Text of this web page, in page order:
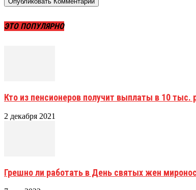
ЭТО ПОПУЛЯРНО
Кто из пенсионеров получит выплаты в 10 тыс.
2 декабря 2021
Грешно ли работать в День святых жен